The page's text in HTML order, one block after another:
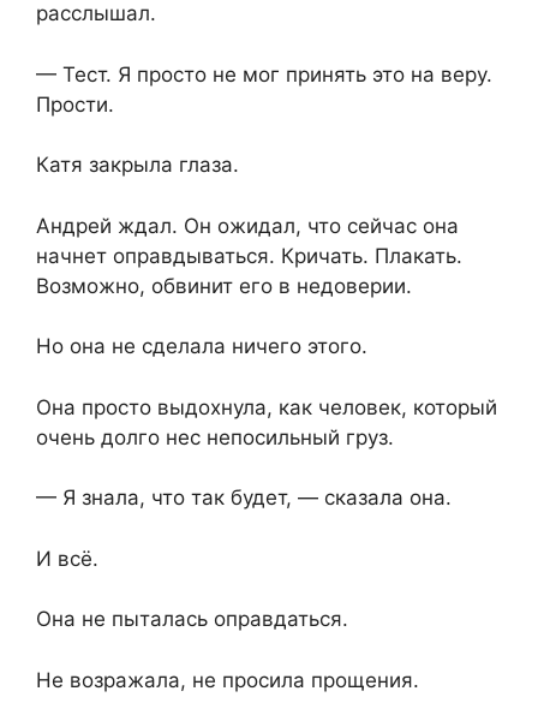
расслышал.
— Тест. Я просто не мог принять это на веру.
Прости.
Катя закрыла глаза.
Андрей ждал. Он ожидал, что сейчас она
начнет оправдываться. Кричать. Плакать.
Возможно, обвинит его в недоверии.
Но она не сделала ничего этого.
Она просто выдохнула, как человек, который
очень долго нес непосильный груз.
— Я знала, что так будет, — сказала она.
И всё.
Она не пыталась оправдаться.
Не возражала, не просила прощения.